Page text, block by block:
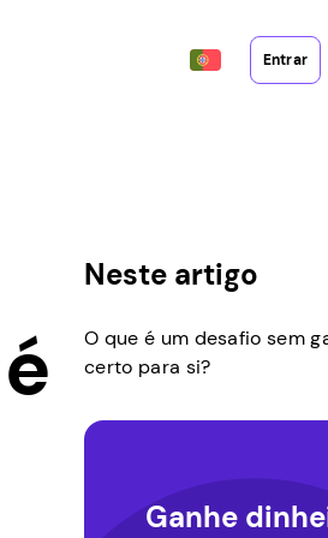
Entrar
Neste artigo
O que é um desafio sem
certo para si?
Ganhe